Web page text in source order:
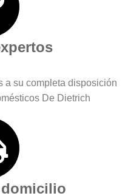
a su completa disposición
De Dietrich